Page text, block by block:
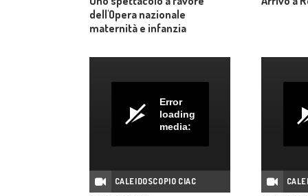
dell'Opera nazionale
maternità e infanzia
Error
loading
media:
CALEIDOSCOPIO CIAC